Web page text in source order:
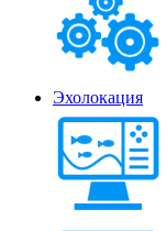
Эхолокация